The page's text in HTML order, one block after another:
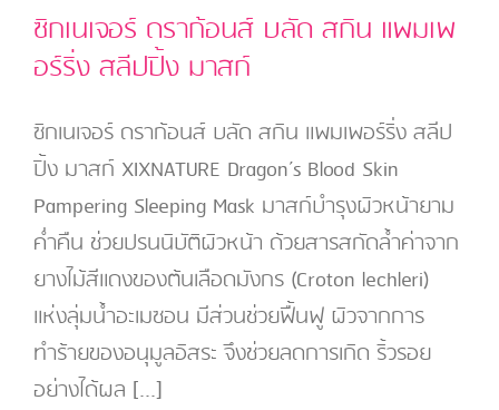
ซิกเนเจอร์ ดราก้อนส์ บลัด สกิน แพมเพ
อร์ริ่ง สลีปปิ้ง มาสก์
ซิกเนเจอร์ ดราก้อนส์ บลัด สกิน แพมเพอร์ริ่ง สลีป
ปิ้ง มาสก์ XIXNATURE Dragon’s Blood Skin
Pampering Sleeping Mask มาสก์บำรุงผิวหน้ายาม
ค่ำคืน ช่วยปรนนิบัติผิวหน้า ด้วยสารสกัดล้ำค่าจาก
ยางไม้สีแดงของต้นเลือดมังกร (Croton lechleri)
แห่งลุ่มน้ำอะเมซอน มีส่วนช่วยฟื้นฟู ผิวจากการ
ทำร้ายของอนุมูลอิสระ จึงช่วยลดการเกิด ริ้วรอย
อย่างได้ผล [...]